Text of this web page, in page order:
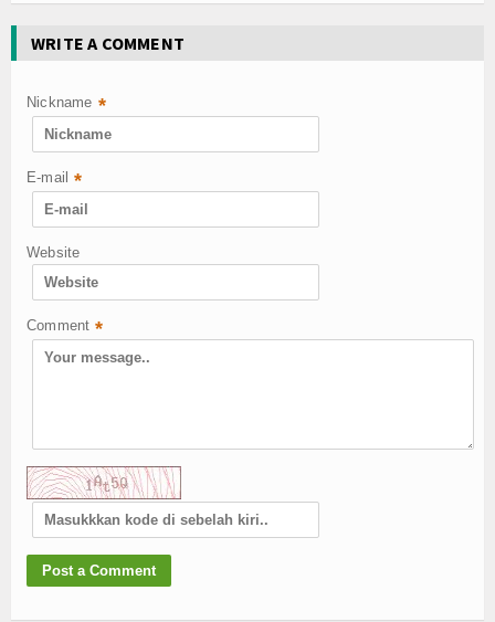
WRITE A COMMENT
Nickname *
E-mail *
Website
Comment *